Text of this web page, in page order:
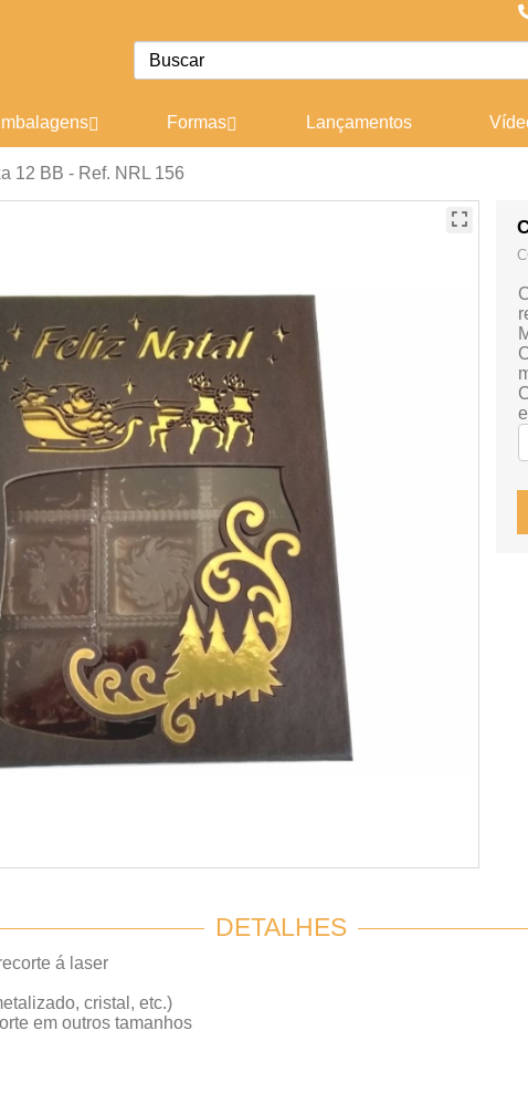
Formas Lançamentos
12 BB - Ref. NRL 156
DETALHES
á laser
cristal, etc.)
em outros tamanhos